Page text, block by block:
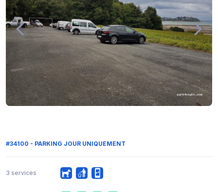
#34100 - PARKING JOUR UNIQUEMENT
3 services